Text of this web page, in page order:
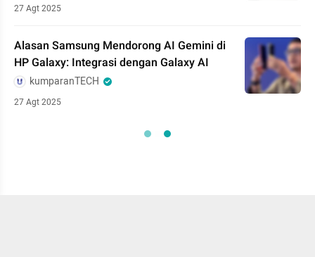
27 Agt 2025
Alasan Samsung Mendorong AI Gemini di
HP Galaxy: Integrasi dengan Galaxy AI
kumparanTECH
27 Agt 2025